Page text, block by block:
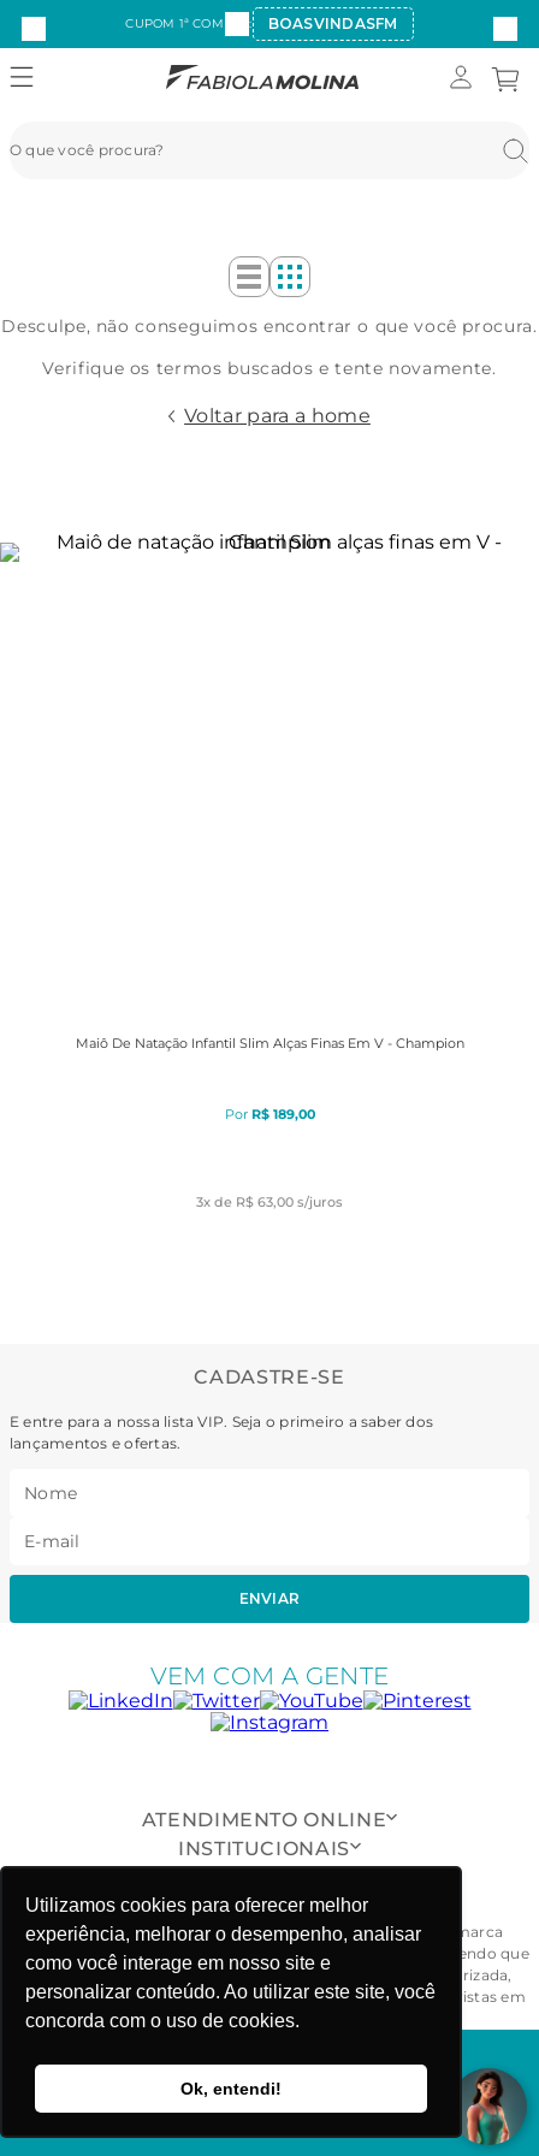
Utilizamos cookies para oferecer melhor
experiência, melhorar o desempenho, analisar
como você interage em nosso site e
personalizar conteúdo. Ao utilizar este site, você
concorda com o uso de cookies.
Ok, entendi!
CUPOM 1ª COMPRA: BOASVINDASFM
Desculpe, não conseguimos encontrar o que você procura.
Verifique os termos buscados e tente novamente.
Voltar para a home
Maiô De Natação Infantil Slim Alças Finas Em V - Champion
R$ 189,00
3x de R$ 63,00 s/juros
CADASTRE-SE
E entre para a nossa lista VIP. Seja o primeiro a saber dos
lançamentos e ofertas.
ENVIAR
VEM COM A GENTE
ATENDIMENTO ONLINE
INSTITUCIONAIS
ONDE ESTAMOS
Todas as peças, modelos, desenhos, design e formas da marca
Fabiola Molina® são exclusivos e devidamente protegidos, sendo que
a sua reprodução, imitação ou cópia, de maneira não autorizada,
ensejarão ao responsável às penalidades civil e criminal previstas em
lei. - CNPJ: 03.781.919/0001-58
FABIOLA MOLINA ©COPYRIGHT 2025